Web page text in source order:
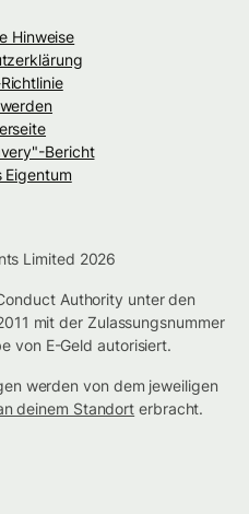
Hinweise
Bericht
Eigentum
Limited 2026
Authority unter den
mit der Zulassungsnummer
von E-Geld autorisiert.
werden von dem jeweiligen
deinem Standort erbracht.